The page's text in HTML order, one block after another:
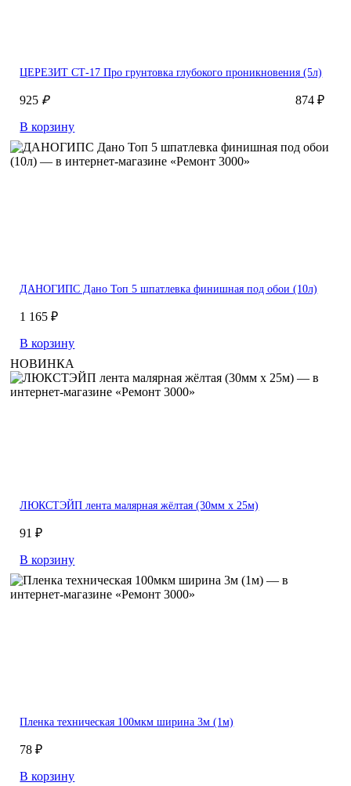
ЦЕРЕЗИТ СТ-17 Про грунтовка глубокого проникновения (5л)
925₽
874 ₽
В корзину
ДАНОГИПС Дано Топ 5 шпатлевка финишная под обои (10л)
1 165 ₽
В корзину
НОВИНКА
ЛЮКСТЭЙП лента малярная жёлтая (30мм х 25м)
91 ₽
В корзину
Пленка техническая 100мкм ширина 3м (1м)
78 ₽
В корзину